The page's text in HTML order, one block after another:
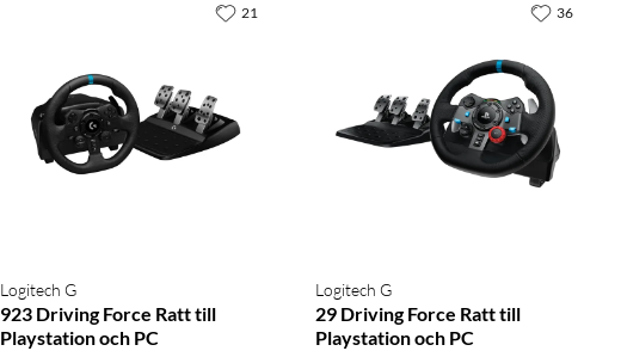
Logitech G
923 Driving Force Ratt till
Playstation och PC
21
Logitech G
29 Driving Force Ratt till
Playstation och PC
36